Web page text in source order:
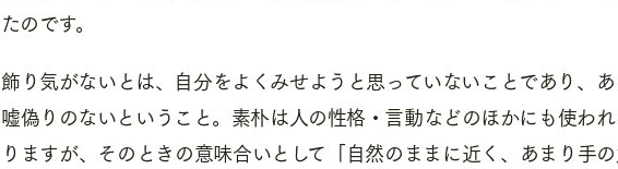
たのです。
飾り気がないとは、自分をよくみせようと思っていないことであり、
嘘偽りのないということ。素朴は人の性格・言動などのほかにも使わ
りますが、そのときの意味合いとして「自然のままに近く、あまり手